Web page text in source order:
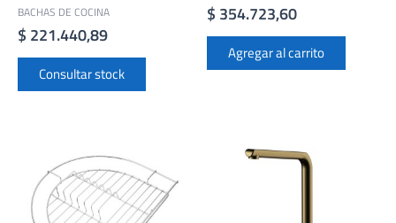
BACHAS DE COCINA
$ 221.440,89
Consultar stock
$ 354.723,60
Agregar al carrito